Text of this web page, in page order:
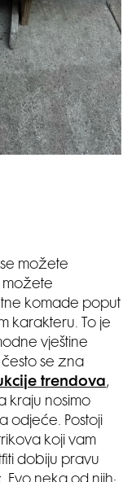
možete
možete
komade poput
karakteru. To je
vještine
se zna
trendova,
kraju nosimo
odjeće. Postoji
koji vam
dobiju pravu